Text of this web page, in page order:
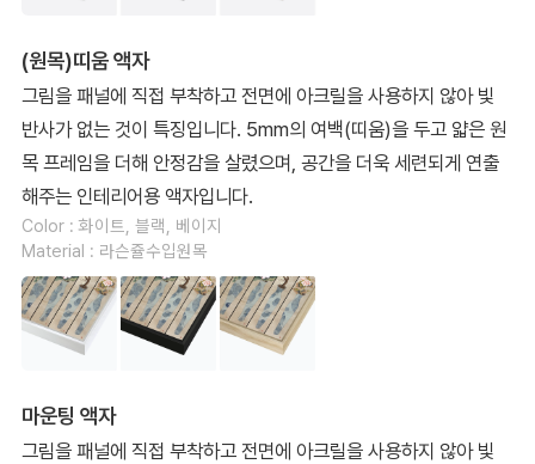
(원목)띠움 액자
그림을 패널에 직접 부착하고 전면에 아크릴을 사용하지 않아 빛
반사가 없는 것이 특징입니다. 5mm의 여백(띠움)을 두고 얇은 원
목 프레임을 더해 안정감을 살렸으며, 공간을 더욱 세련되게 연출
해주는 인테리어용 액자입니다.
Color : 화이트, 블랙, 베이지
Material : 라슨쥴수입원목
마운팅 액자
그림을 패널에 직접 부착하고 전면에 아크릴을 사용하지 않아 빛